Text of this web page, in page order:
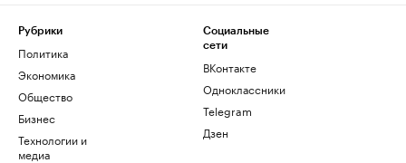
Рубрики
Политика
Экономика
Общество
Бизнес
Технологии и
медиа
Социальные
сети
ВКонтакте
Одноклассники
Telegram
Дзен